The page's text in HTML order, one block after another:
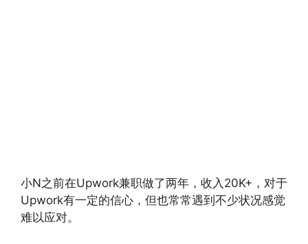
小N之前在Upwork兼职做了两年，收入20K+，对于
Upwork有一定的信心，但也常常遇到不少状况感觉
难以应对。